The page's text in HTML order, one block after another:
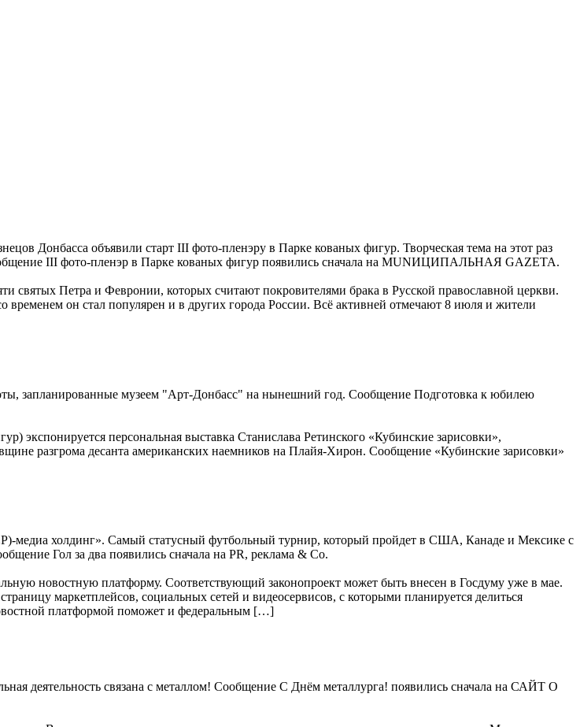
Донбасса объявили старт III фото-пленэру в Парке кованых фигур. Творческая тема на этот раз
III фото-пленэр в Парке кованых фигур появились сначала на MUNИЦИПАЛЬНАЯ GAZЕТА.
Петра и Февронии, которых считают покровителями брака в Русской православной церкви.
он стал популярен и в других города России. Всё активней отмечают 8 июля и жители
запланированные музеем "Арт-Донбасс" на нынешний год. Сообщение Подготовка к юбилею
экспонируется персональная выставка Станислава Ретинского «Кубинские зарисовки»,
разгрома десанта американских наемников на Плайя-Хирон. Сообщение «Кубинские зарисовки»
медиа холдинг». Самый статусный футбольный турнир, который пройдет в США, Канаде и Мексике с
Гол за два появились сначала на PR, реклама & Co.
новостную платформу. Соответствующий законопроект может быть внесен в Госдуму уже в мае.
маркетплейсов, социальных сетей и видеосервисов, с которыми планируется делиться
платформой поможет и федеральным […]
деятельность связана с металлом! Сообщение С Днём металлурга! появились сначала на САЙТ О